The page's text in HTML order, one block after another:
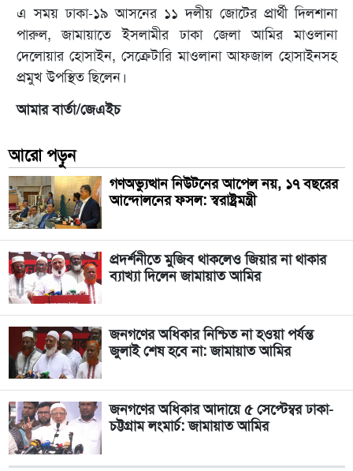
এ সময় ঢাকা-১৯ আসনের ১১ দলীয় জোটের প্রার্থী দিলশানা
পারুল, জামায়াতে ইসলামীর ঢাকা জেলা আমির মাওলানা
দেলোয়ার হোসাইন, সেক্রেটারি মাওলানা আফজাল হোসাইনসহ
প্রমুখ উপস্থিত ছিলেন।
আমার বার্তা/জেএইচ
আরো পড়ুন
গণঅভ্যুত্থান নিউটনের আপেল নয়, ১৭ বছরের
আন্দোলনের ফসল: স্বরাষ্ট্রমন্ত্রী
প্রদর্শনীতে মুজিব থাকলেও জিয়ার না থাকার
ব্যাখ্যা দিলেন জামায়াত আমির
জনগণের অধিকার নিশ্চিত না হওয়া পর্যন্ত
জুলাই শেষ হবে না: জামায়াত আমির
জনগণের অধিকার আদায়ে ৫ সেপ্টেম্বর ঢাকা-
চট্টগ্রাম লংমার্চ: জামায়াত আমির